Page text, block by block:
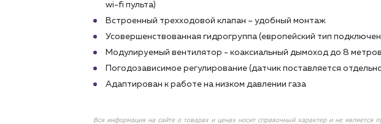
wi-fi пульта)
Встроенный трехходовой клапан – удобный монтаж
Усовершенствованная гидрогруппа (европейский тип
Модулируемый вентилятор - коаксиальный дымоход до 8 метров
Погодозависимое регулирование (датчик поставляется
Адаптирован к работе на низком давлении газа
Вся информация на сайте о товарах и ценах носит справочный характер и не является